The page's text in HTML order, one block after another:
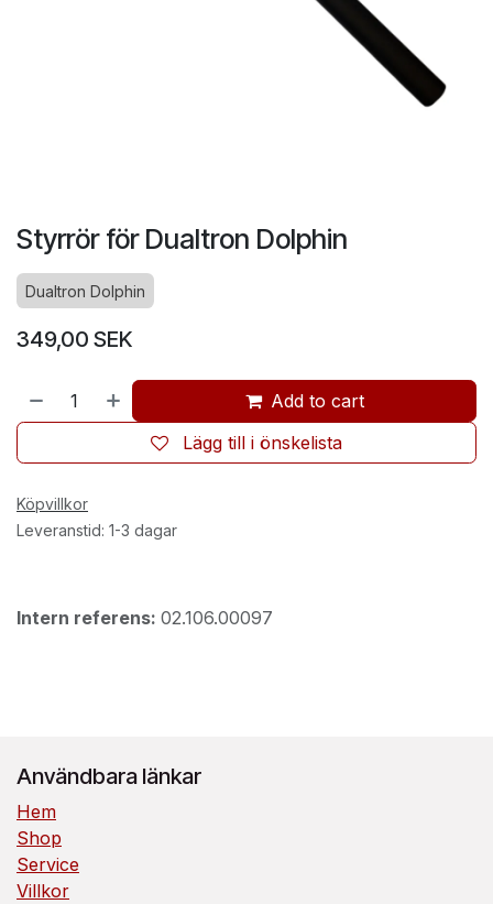
Styrrör för Dualtron Dolphin
Dualtron Dolphin
349,00 SEK
Add to cart
Lägg till i önskelista
Köpvillkor
Leveranstid: 1-3 dagar
Intern referens: 02.106.00097
Användbara länkar
Hem
Shop
Service
Villkor